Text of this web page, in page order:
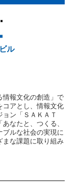
ル
情報文化の創造」で
コアとし、情報文化
ン「ＳＡＫＡＴ
なたと、つくる、
ルな社会の実現に
まな課題に取り組み